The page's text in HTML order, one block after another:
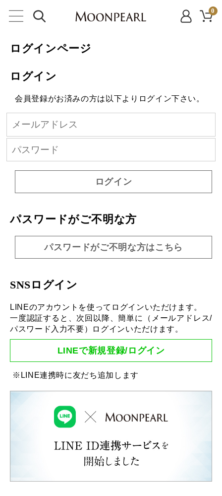
0
ログインページ
ログイン
会員登録がお済みの方は以下よりログイン下さい。
ログイン
パスワードがご不明な方
パスワードがご不明な方はこちら
SNSログイン
LINEのアカウントを使ってログインいただけます。
一度認証すると、次回以降、簡単に（メールアドレス/
パスワード入力不要）ログインいただけます。
LINEで新規登録/ログイン
※LINE連携時に友だち追加します